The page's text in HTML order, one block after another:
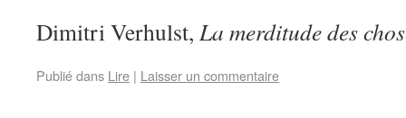
Dimitri Verhulst, La merditude des
Publié dans Lire | Laisser un commentaire